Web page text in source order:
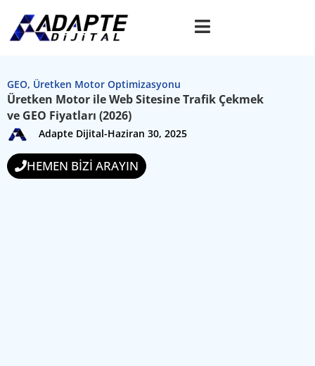
GEO, Üretken Motor Optimizasyonu
Üretken Motor ile Web Sitesine Trafik Çekmek
ve GEO Fiyatları (2026)
Adapte Dijital-Haziran 30, 2025
HEMEN BİZİ ARAYIN